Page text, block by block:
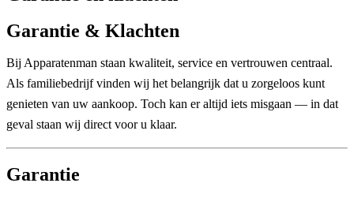
Garantie & Klachten
Bij Apparatenman staan kwaliteit, service en vertrouwen centraal.
Als familiebedrijf vinden wij het belangrijk dat u zorgeloos kunt
genieten van uw aankoop. Toch kan er altijd iets misgaan — in dat
geval staan wij direct voor u klaar.
Garantie